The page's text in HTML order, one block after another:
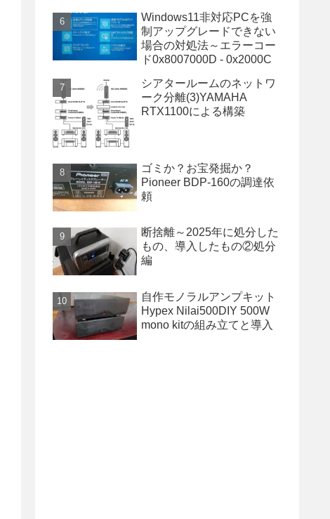
OK～
Windows11非対応PCを強
制アップグレードできない
場合の対処法～エラーコー
ド0x8007000D - 0x2000C
シアタールームのネットワ
ーク分離(3)YAMAHA
RTX1100による構築
ゴミか？お宝発掘か？
Pioneer BDP-160の調達依
頼
断捨離～2025年に処分した
もの、導入したもの②処分
編
自作モノラルアンプキット
Hypex Nilai500DIY 500W
mono kitの組み立てと導入